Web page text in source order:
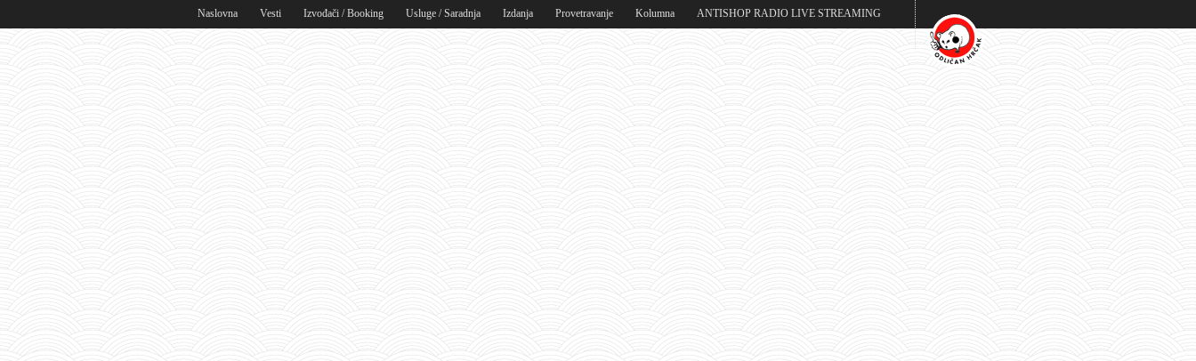
Naslovna Vesti Izvođači / Booking Usluge / Saradnja Izdanja Provetravanje Kolumna ANTISHOP RADIO LIVE STREAMING